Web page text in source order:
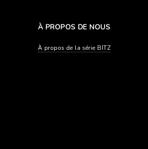
À PROPOS DE NOUS
À propos de la série BITZ